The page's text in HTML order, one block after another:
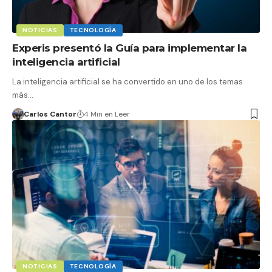
NOTICIAS TECNOLOGÍA
Experis presentó la Guía para implementar la
inteligencia artificial
La inteligencia artificial se ha convertido en uno de los temas
más…
Carlos Cantor 4 Min en Leer
NOTICIAS TECNOLOGÍA